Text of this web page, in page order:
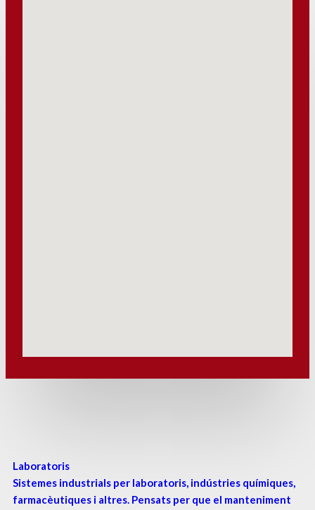
Laboratoris
Sistemes industrials per laboratoris, indústries químiques,
farmacèutiques i altres. Pensats per que el manteniment